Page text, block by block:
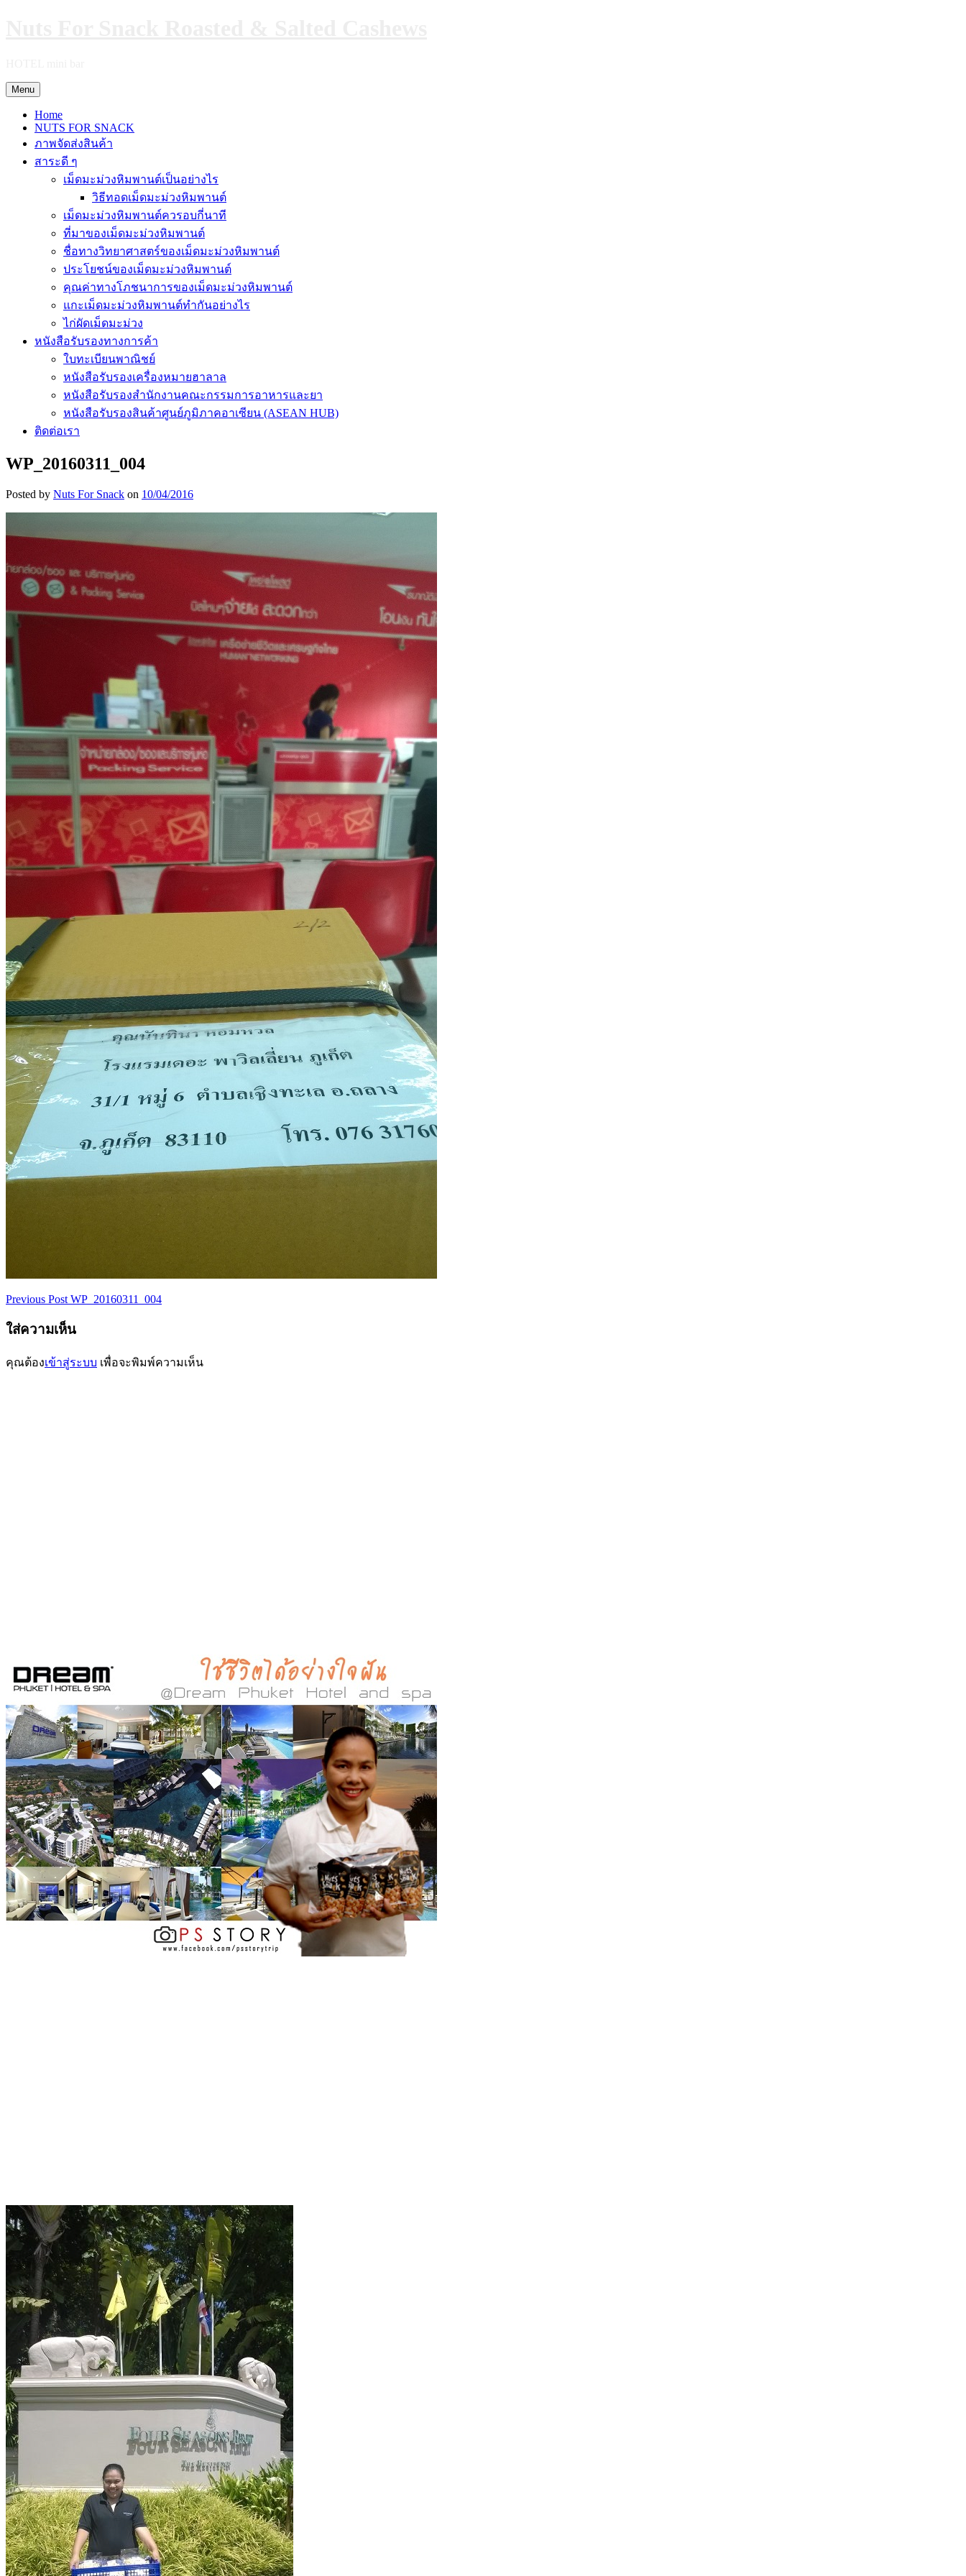
Menu
Home
NUTS FOR SNACK
ภาพจัดส่งสินค้า
สาระดี ๆ
เม็ดมะม่วงหิมพานต์เป็นอย่างไร
วิธีทอดเม็ดมะม่วงหิมพานต์
เม็ดมะม่วงหิมพานต์ควรอบกี่นาที
ที่มาของเม็ดมะม่วงหิมพานต์
ชื่อทางวิทยาศาสตร์ของเม็ดมะม่วงหิมพานต์
ประโยชน์ของเม็ดมะม่วงหิมพานต์
คุณค่าทางโภชนาการของเม็ดมะม่วงหิมพานต์
แกะเม็ดมะม่วงหิมพานต์ทำกันอย่างไร
ไก่ผัดเม็ดมะม่วง
หนังสือรับรองทางการค้า
ใบทะเบียนพาณิชย์
หนังสือรับรองเครื่องหมายฮาลาล
หนังสือรับรองสำนักงานคณะกรรมการอาหารและยา
หนังสือรับรองสินค้าศูนย์ภูมิภาคอาเซียน (ASEAN HUB)
ติดต่อเรา
WP_20160311_004
Posted by Nuts For Snack on 10/04/2016
เมนู
นำทาง
เรื่อง
Previous Post WP_20160311_004
ใส่ความเห็น
คุณต้องเข้าสู่ระบบ เพื่อจะพิมพ์ความเห็น